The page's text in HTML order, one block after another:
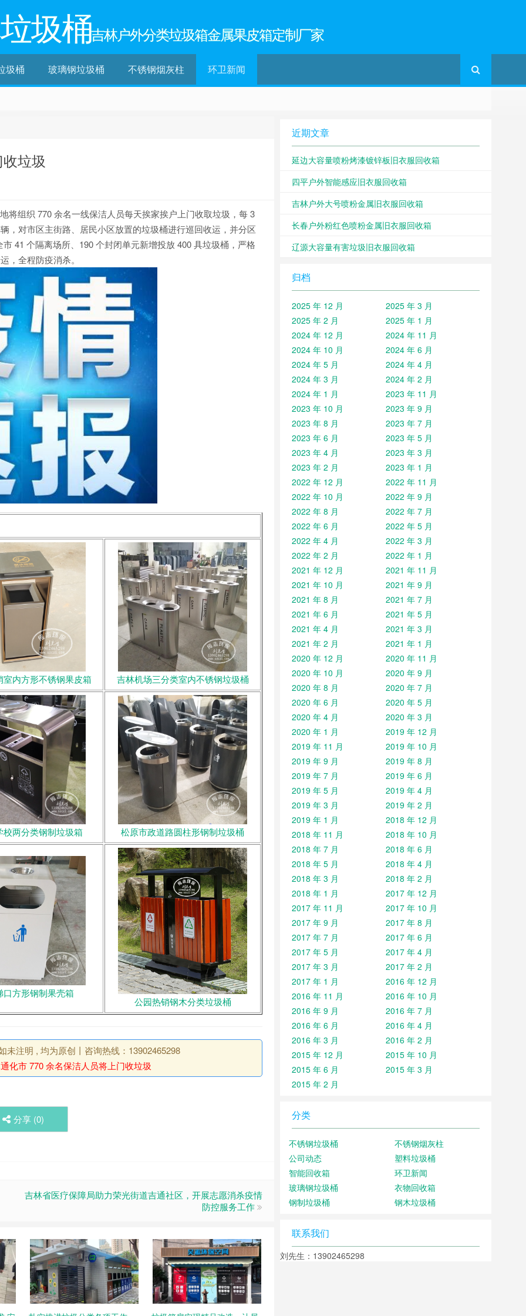
圾桶吉林户外分类垃圾箱金属果皮箱定制厂家
圾桶 玻璃钢垃圾桶 不锈钢烟灰柱 环卫新闻
垃圾
将组织 770 余名一线保洁人员每天挨家挨户上门收取垃圾，每 3
，对市区主街路、居民小区放置的垃圾桶进行巡回收运，并分区
41 个隔离场所、190 个封闭单元新增投放 400 具垃圾桶，严格
，全程防疫消杀。
内方形不锈钢果皮箱 吉林机场三分类室内不锈钢垃圾桶
校两分类钢制垃圾箱 松原市政道路圆柱形钢制垃圾桶
口方形钢制果壳箱
公园热销钢木分类垃圾桶
未注明 , 均为原创丨咨询热线：13902465298
化市 770 余名保洁人员将上门收垃圾
分享 (0)
吉林省医疗保障局助力荣光街道吉通社区，开展志愿消杀疫情
防控服务工作
近期文章
延边大容量喷粉烤漆镀锌板旧衣服回收箱
四平户外智能感应旧衣服回收箱
吉林户外大号喷粉金属旧衣服回收箱
长春户外粉红色喷粉金属旧衣服回收箱
辽源大容量有害垃圾旧衣服回收箱
归档
2025 年 12 月
2025 年 3 月
2025 年 2 月
2025 年 1 月
2024 年 12 月
2024 年 11 月
2024 年 10 月
2024 年 6 月
2024 年 5 月
2024 年 4 月
2024 年 3 月
2024 年 2 月
2024 年 1 月
2023 年 11 月
2023 年 10 月
2023 年 9 月
2023 年 8 月
2023 年 7 月
2023 年 6 月
2023 年 5 月
2023 年 4 月
2023 年 3 月
2023 年 2 月
2023 年 1 月
2022 年 12 月
2022 年 11 月
2022 年 10 月
2022 年 9 月
2022 年 8 月
2022 年 7 月
2022 年 6 月
2022 年 5 月
2022 年 4 月
2022 年 3 月
2022 年 2 月
2022 年 1 月
2021 年 12 月
2021 年 11 月
2021 年 10 月
2021 年 9 月
2021 年 8 月
2021 年 7 月
2021 年 6 月
2021 年 5 月
2021 年 4 月
2021 年 3 月
2021 年 2 月
2021 年 1 月
2020 年 12 月
2020 年 11 月
2020 年 10 月
2020 年 9 月
2020 年 8 月
2020 年 7 月
2020 年 6 月
2020 年 5 月
2020 年 4 月
2020 年 3 月
2020 年 1 月
2019 年 12 月
2019 年 11 月
2019 年 10 月
2019 年 9 月
2019 年 8 月
2019 年 7 月
2019 年 6 月
2019 年 5 月
2019 年 4 月
2019 年 3 月
2019 年 2 月
2019 年 1 月
2018 年 12 月
2018 年 11 月
2018 年 10 月
2018 年 7 月
2018 年 6 月
2018 年 5 月
2018 年 4 月
2018 年 3 月
2018 年 2 月
2018 年 1 月
2017 年 12 月
2017 年 11 月
2017 年 10 月
2017 年 9 月
2017 年 8 月
2017 年 7 月
2017 年 6 月
2017 年 5 月
2017 年 4 月
2017 年 3 月
2017 年 2 月
2017 年 1 月
2016 年 12 月
2016 年 11 月
2016 年 10 月
2016 年 9 月
2016 年 7 月
2016 年 6 月
2016 年 4 月
2016 年 3 月
2016 年 2 月
2015 年 12 月
2015 年 10 月
2015 年 6 月
2015 年 3 月
2015 年 2 月
分类
不锈钢垃圾桶
不锈钢烟灰柱
公司动态
塑料垃圾桶
智能回收箱
环卫新闻
玻璃钢垃圾桶
衣物回收箱
钢制垃圾桶
钢木垃圾桶
联系我们
刘先生：13902465298